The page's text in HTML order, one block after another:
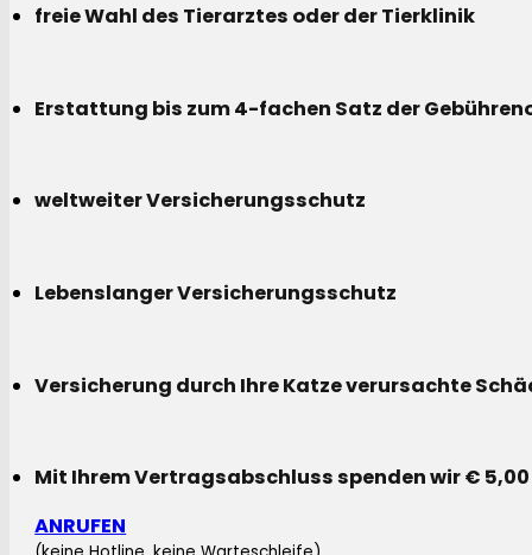
freie Wahl des Tierarztes oder der Tierklinik
Erstattung bis zum 4-fachen Satz der
weltweiter Versicherungsschutz
Lebenslanger Versicherungsschutz
Versicherung durch Ihre Katze verursachte
Mit Ihrem Vertragsabschluss spenden wir €
ANRUFEN